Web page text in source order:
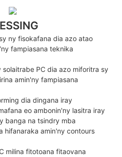
ny fisokafana dia azo atao
fampiasana teknika
PC dia azo miforitra sy
amin'ny fampiasana
dia dingana iray
eo ambonin'ny lasitra iray
banga na tsindry mba
hifanaraka amin'ny contours
milina fitotoana fitaovana